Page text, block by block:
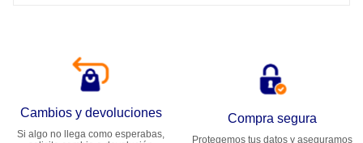
Dirección de email
Cambios y devoluciones
Si algo no llega como esperabas,
Compra segura
Protegemos tus datos y aseguramos